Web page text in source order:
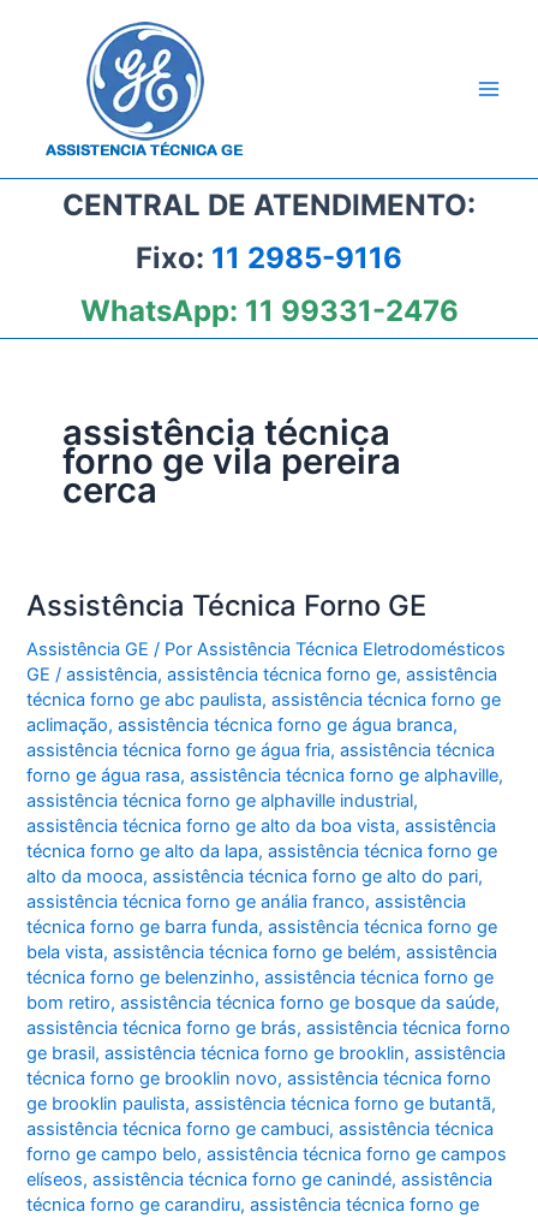
CENTRAL DE ATENDIMENTO:
Fixo: 11 2985-9116
WhatsApp: 11 99331-2476
assistência técnica
forno ge vila pereira
cerca
Assistência Técnica Forno GE
Assistência GE / PorAssistência Técnica Eletrodomésticos
GE/assistência,assistência técnica forno ge,assistência
técnica forno ge abc paulista,assistência técnica forno ge
aclimação,assistência técnica forno ge água branca,
assistência técnica forno ge água fria,assistência técnica
forno ge água rasa,assistência técnica forno ge alphaville,
assistência técnica forno ge alphaville industrial,
assistência técnica forno ge alto da boa vista,assistência
técnica forno ge alto da lapa,assistência técnica forno ge
alto da mooca,assistência técnica forno ge alto do pari,
assistência técnica forno ge anália franco,assistência
técnica forno ge barra funda,assistência técnica forno ge
bela vista,assistência técnica forno ge belém,assistência
técnica forno ge belenzinho,assistência técnica forno ge
bom retiro,assistência técnica forno ge bosque da saúde,
assistência técnica forno ge brás,assistência técnica forno
ge brasil,assistência técnica forno ge brooklin,assistência
técnica forno ge brooklin novo,assistência técnica forno
ge brooklin paulista,assistência técnica forno ge butantã,
assistência técnica forno ge cambuci,assistência técnica
forno ge campo belo,assistência técnica forno ge campos
elíseos,assistência técnica forno ge canindé,assistência
técnica forno ge carandiru,assistência técnica forno ge